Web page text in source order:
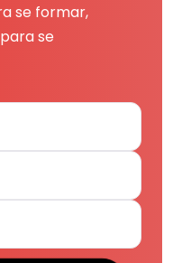
se formar,
se